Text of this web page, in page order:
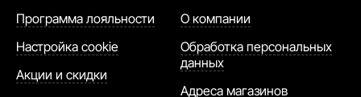
Программа лояльности
Настройка cookie
Акции и скидки
О компании
Обработка персональных
данных
Адреса магазинов